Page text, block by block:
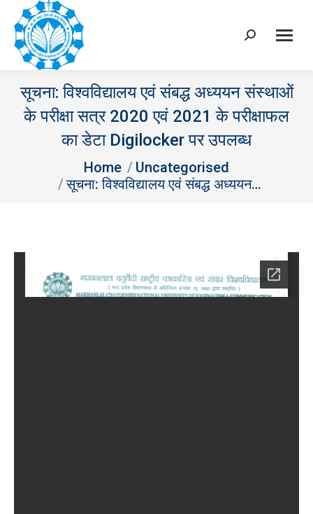
Search:
सूचना: विश्‍वविद्यालय एवं संबद्ध अध्‍ययन संस्‍थाओं
के परीक्षा सत्र 2020 एवं 2021 के परीक्षाफल
का डेटा Digilocker पर उपलब्‍ध
Home
Uncategorised
सूचना: विश्‍वविद्यालय एवं संबद्ध अध्‍ययन…